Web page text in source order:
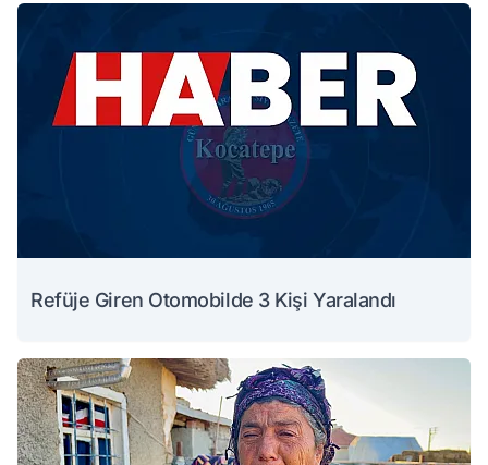
Refüje Giren Otomobilde 3 Kişi Yaralandı